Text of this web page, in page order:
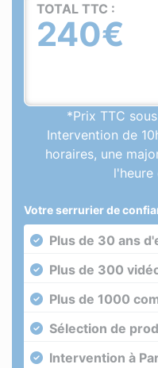
TOTAL TTC :
240€
*Prix TTC
Intervention de
horaires, une
l'heure
Votre serrurier de
Plus de 30 ans
Plus de 300
Plus de 1000
Sélection de
Intervention à